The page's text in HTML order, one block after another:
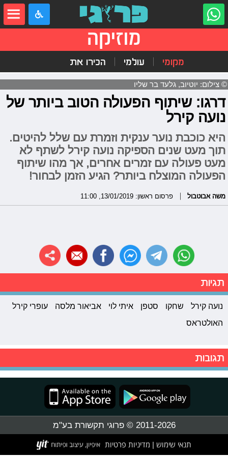
מוזיקה
מקומי עולמי הכירו את
© צילום: יוטיוב, גלעד בר שליו
דרגו: שיתוף הפעולה הטוב ביותר של
נועה קירל
היא כוכבת נוער ענקית וזמרת עם שלל להיטים.
תוך מעט שנים הספיקה נועה קירל לשתף לא
מעט פעולה עם זמרים אחרים, אך מהו שיתוף
הפעולה המוצלח ביותר? הגיע הזמן לבחור!
משה אבוטבול פרסום ראשון: 13/01/2019, 11:00
תגיות
נועה קירל שחקו סטפן איתי לוי אביאור מלסה
עופרי קירל
האולטראס
תגובות
2011-2026 © פרוגי תקשורת בע"מ
תנאי שימוש מדיניות פרטיות